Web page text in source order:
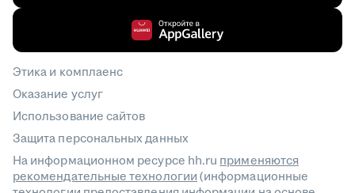
Этика и комплаенс
Оказание услуг
Использование сайтов
Защита персональных данных
На информационном ресурсе hh.ru применяются
рекомендательные технологии(информационные